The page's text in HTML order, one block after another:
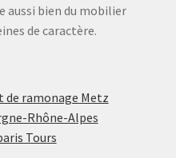
aussi bien du mobilier
de caractère.
de ramonage Metz
Rhône-Alpes
Tours